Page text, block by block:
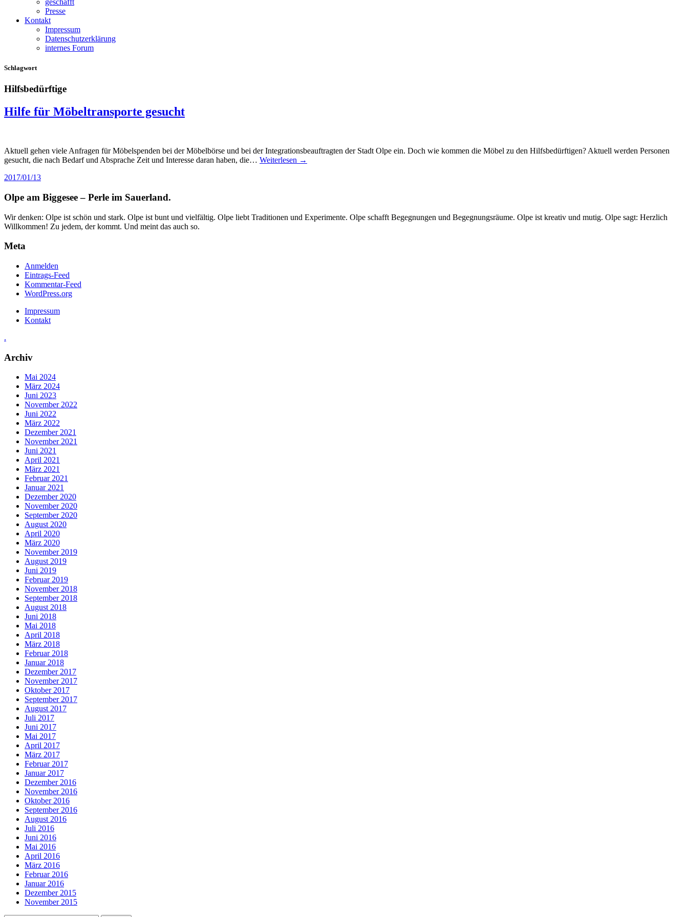
geschafft
Presse
Kontakt
Impressum
Datenschutzerklärung
internes Forum
Schlagwort
Hilfsbedürftige
Hilfe für Möbeltransporte gesucht
Aktuell gehen viele Anfragen für Möbelspenden bei der Möbelbörse und bei der Integrationsbeauftragten der Stadt Olpe ein. Doch wie kommen die Möbel zu den Hilfsbedürftigen? Aktuell werden Personen
gesucht, die nach Bedarf und Absprache Zeit und Interesse daran haben, die… Weiterlesen →
2017/01/13
Olpe am Biggesee – Perle im Sauerland.
Wir denken: Olpe ist schön und stark. Olpe ist bunt und vielfältig. Olpe liebt Traditionen und Experimente. Olpe schafft Begegnungen und Begegnungsräume. Olpe ist kreativ und mutig. Olpe sagt: Herzlich
Willkommen! Zu jedem, der kommt. Und meint das auch so.
Meta
Anmelden
Eintrags-Feed
Kommentar-Feed
WordPress.org
Impressum
Kontakt
.
Archiv
Mai 2024
März 2024
Juni 2023
November 2022
Juni 2022
März 2022
Dezember 2021
November 2021
Juni 2021
April 2021
März 2021
Februar 2021
Januar 2021
Dezember 2020
November 2020
September 2020
August 2020
April 2020
März 2020
November 2019
August 2019
Juni 2019
Februar 2019
November 2018
September 2018
August 2018
Juni 2018
Mai 2018
April 2018
März 2018
Februar 2018
Januar 2018
Dezember 2017
November 2017
Oktober 2017
September 2017
August 2017
Juli 2017
Juni 2017
Mai 2017
April 2017
März 2017
Februar 2017
Januar 2017
Dezember 2016
November 2016
Oktober 2016
September 2016
August 2016
Juli 2016
Juni 2016
Mai 2016
April 2016
März 2016
Februar 2016
Januar 2016
Dezember 2015
November 2015